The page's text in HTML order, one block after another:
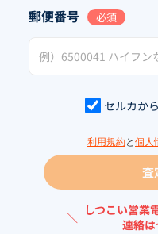
郵便番号 必須
セルカか
利用規約と 個人
査
＼ しつこい営業
連絡